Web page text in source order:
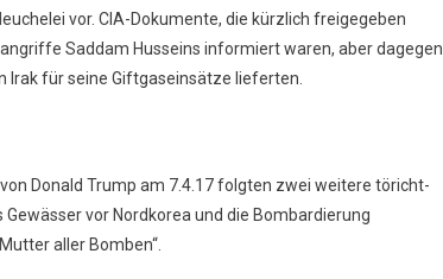
vor. CIA-Dokumente, die kürzlich freigegeben
Saddam Husseins informiert waren, aber dagegen
Irak für seine Giftgaseinsätze lieferten.
Donald Trump am 7.4.17 folgten zwei weitere töricht-
vor Nordkorea und die Bombardierung
aller Bomben“.